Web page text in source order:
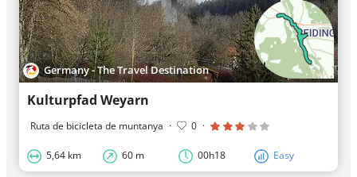
Germany - The Travel Destination
Kulturpfad Weyarn
Ruta de bicicleta de muntanya · 0 ·
5,64 km 60 m 00h18 Easy